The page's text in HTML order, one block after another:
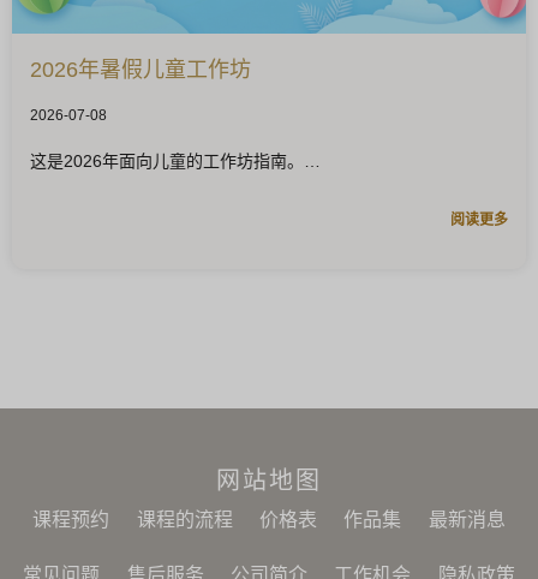
2026年暑假儿童工作坊
2026-07-08
这是2026年面向儿童的工作坊指南。
阅读更多
网站地图
课程预约 课程的流程 价格表 作品集 最新消息
常见问题 售后服务 公司简介 工作机会 隐私政策